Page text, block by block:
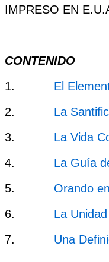
IMPRESO EN
CONTENIDO
1. El
2. La
3. La Vida
4. La Guía
5. Orando
6. La
7. Una